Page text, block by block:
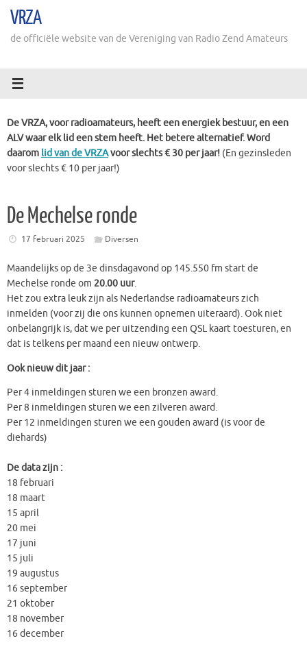
naarVRZA
de officiële website van de Vereniging van Radio Zend Amateurs
De VRZA, voor radioamateurs, heeft een energiek bestuur, en een
ALV waar elk lid een stem heeft. Het betere alternatief. Word
daarom lid van de VRZAvoor slechts € 30 per jaar! (En gezinsleden
voor slechts € 10 per jaar!)
De Mechelse ronde
17 februari 2025 Diversen
Maandelijks op de 3e dinsdagavond op 145.550 fm start de
Mechelse ronde om 20.00 uur.
Het zou extra leuk zijn als Nederlandse radioamateurs zich
inmelden (voor zij die ons kunnen opnemen uiteraard). Ook niet
onbelangrijk is, dat we per uitzending een QSL kaart toesturen, en
dat is telkens per maand een nieuw ontwerp.
Ook nieuw dit jaar :
Per 4 inmeldingen sturen we een bronzen award.
Per 8 inmeldingen sturen we een zilveren award.
Per 12 inmeldingen sturen we een gouden award (is voor de
diehards)
De data zijn :
18 februari
18 maart
15 april
20 mei
17 juni
15 juli
19 augustus
16 september
21 oktober
18 november
16 december